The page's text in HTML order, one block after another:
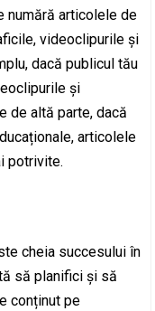
numără articolele de
videoclipurile și
dacă publicul tău
și
de altă parte, dacă
articolele
potrivite.
cheia succesului în
să planifici și să
conținut pe